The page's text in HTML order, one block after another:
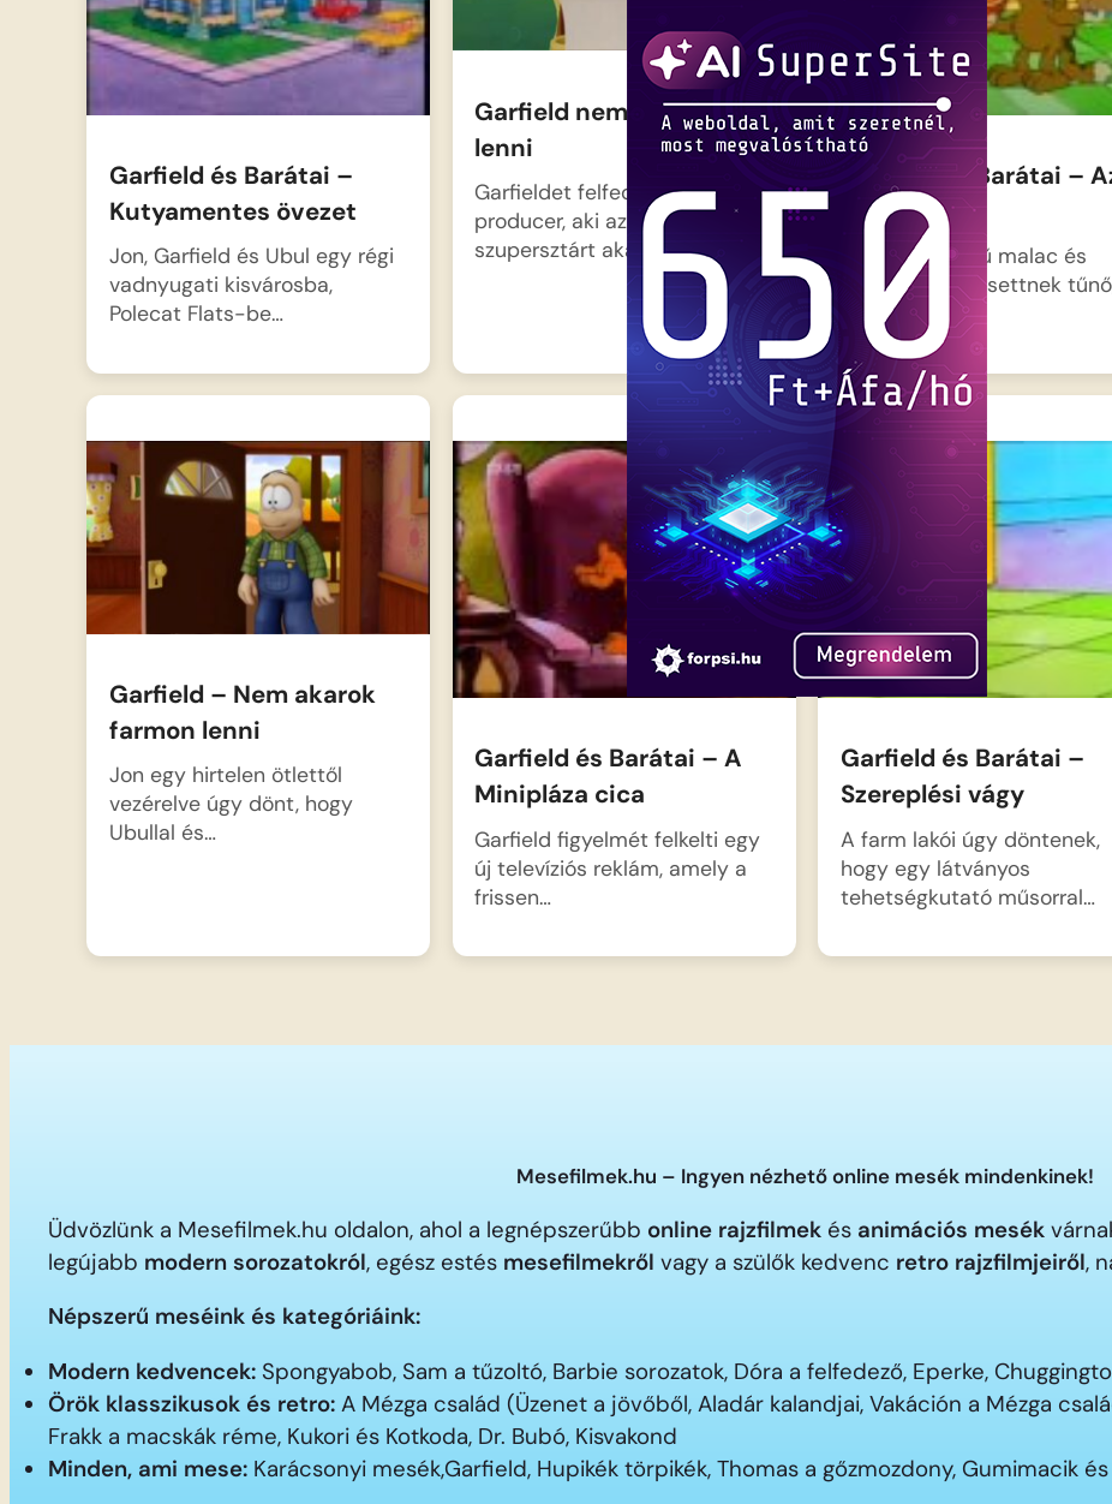
Garfield és Barátai –
Kutyamentes övezet
Jon, Garfield és Ubul egy régi
vadnyugati kisvárosba,
Polecat Flats-be…
Garfield nem akar híres
lenni
Garfieldet felfedezi egy lelkes
producer, aki azonnal tévés
szupersztárt akar…
Garfield és Barátai –
Ingyenélő
Orson, a jószívű malac és
barátai egy elesettnek
kóbor…
Garfield – Nem akarok
farmon lenni
Jon egy hirtelen ötlettől
vezérelve úgy dönt, hogy
Ubullal és…
Garfield és Barátai – A
Minipláza cica
Garfield figyelmét felkelti egy
új televíziós reklám, amely a
frissen…
Garfield és Barátai –
Szereplési vágy
A farm lakói úgy döntenek,
hogy egy látványos
tehetségkutató műsorral…
Mesefilmek.hu – Ingyen nézhető online mesék mindenkinek!
Üdvözlünk a Mesefilmek.hu oldalon, ahol a legnépszerűbb online rajzfilmek és animációs mesék
legújabb modern sorozatokról, egész estés mesefilmekről vagy a szülők kedvenc retro rajzfilmjeiről,
Népszerű meséink és kategóriáink:
Modern kedvencek: Spongyabob, Sam a tűzoltó, Barbie sorozatok, Dóra a felfedező, Eperke,
Örök klasszikusok és retro: A Mézga család (Üzenet a jövőből, Aladár kalandjai, Vakáción a Mézga
Frakk a macskák réme, Kukori és Kotkoda, Dr. Bubó, Kisvakond
Minden, ami mese: Karácsonyi mesék,Garfield, Hupikék törpikék, Thomas a gőzmozdony, Gumimacik